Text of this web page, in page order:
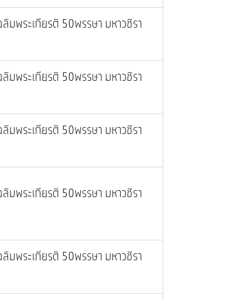
มพระเกียรติ 50พรรษา มหาวชิรา
มพระเกียรติ 50พรรษา มหาวชิรา
มพระเกียรติ 50พรรษา มหาวชิรา
มพระเกียรติ 50พรรษา มหาวชิรา
มพระเกียรติ 50พรรษา มหาวชิรา